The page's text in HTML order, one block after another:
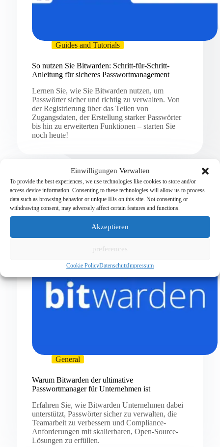
Einwilligungen Verwalten
To provide the best experiences, we use technologies like cookies to store and/or
access device information. Consenting to these technologies will allow us to process
data such as browsing behavior or unique IDs on this site. Not consenting or
withdrawing consent, may adversely affect certain features and functions.
Akzeptieren
preferences
Cookie PolicyDatenschutzImpressum
Guides and Tutorials
So nutzen Sie Bitwarden: Schritt-für-Schritt-
Anleitung für sicheres Passwortmanagement
Lernen Sie, wie Sie Bitwarden nutzen, um
Passwörter sicher und richtig zu verwalten. Von
der Registrierung über das Teilen von
Zugangsdaten, der Erstellung starker Passwörter
bis hin zu erweiterten Funktionen – starten Sie
noch heute!
General
Warum Bitwarden der ultimative
Passwortmanager für Unternehmen ist
Erfahren Sie, wie Bitwarden Unternehmen dabei
unterstützt, Passwörter sicher zu verwalten, die
Teamarbeit zu verbessern und Compliance-
Anforderungen mit skalierbaren, Open-Source-
Lösungen zu erfüllen.